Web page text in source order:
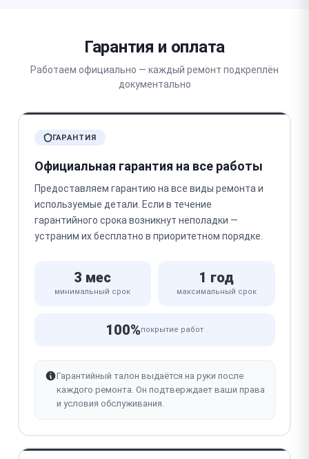
Гарантия и оплата
Работаем официально — каждый ремонт подкреплён
документально
ГАРАНТИЯ
Официальная гарантия на все работы
Предоставляем гарантию на все виды ремонта и
используемые детали. Если в течение
гарантийного срока возникнут неполадки —
устраним их бесплатно в приоритетном порядке.
3 мес
минимальный срок
1 год
максимальный срок
100%покрытие работ
Гарантийный талон выдаётся на руки после
каждого ремонта. Он подтверждает ваши права
и условия обслуживания.